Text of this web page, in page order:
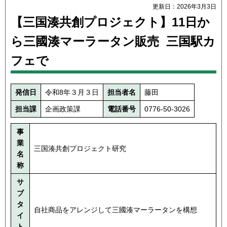
更新日：2026年3月3日
【三国湊共創プロジェクト】11日か
ら三國湊マーラータン販売 三国駅カ
フェで
発信日 令和8年３月３日 担当者名 藤田
担当課 企画政策課 電話番号 0776-50-3026
事
業
名
称
三国湊共創プロジェクト研究
サ
ブ
タ
イ
自社商品をアレンジして三國湊マーラータンを構想